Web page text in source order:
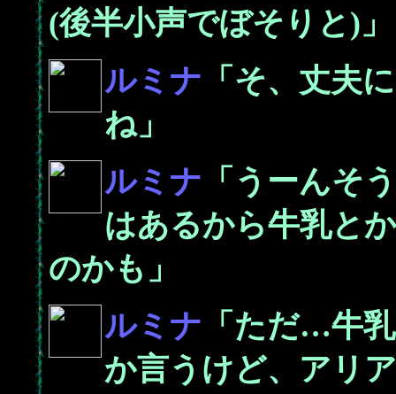
(後半小声でぼそりと)」
ルミナ 「そ、丈夫
ね」
ルミナ 「うーんそ
はあるから牛乳と
のかも」
ルミナ 「ただ…牛
か言うけど、アリ